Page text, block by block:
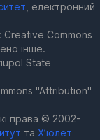
, електронний
Creative Commons
інше.
State
"Attribution"
права © 2002-
та Х’юлет